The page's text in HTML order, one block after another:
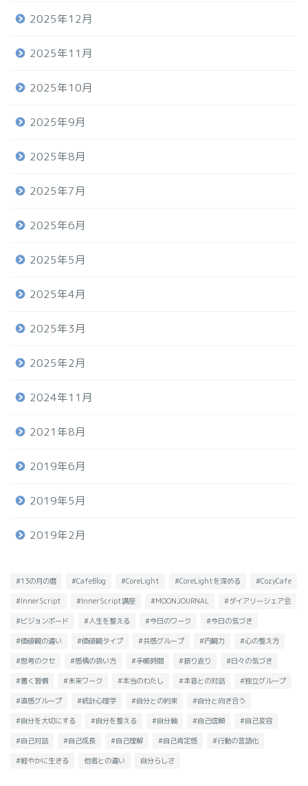
2025年12月
2025年11月
2025年10月
2025年9月
2025年8月
2025年7月
2025年6月
2025年5月
2025年4月
2025年3月
2025年2月
2024年11月
2021年8月
2019年6月
2019年5月
2019年2月
#13の月の暦 #CafeBlog #CoreLight #CoreLightを深める #CozyCafe
#InnerScript #InnerScript講座 #MOONJOURNAL #ダイアリーシェア会
#ビジョンボード #人生を整える #今日のワーク #今日の気づき
#価値観の違い #価値観タイプ #共感グループ #内観力 #心の整え方
#思考のクセ #感情の扱い方 #手帳時間 #振り返り #日々の気づき
#書く習慣 #未来ワーク #本当のわたし #本音との対話 #独立グループ
#直感グループ #統計心理学 #自分との約束 #自分と向き合う
#自分を大切にする #自分を整える #自分軸 #自己信頼 #自己変容
#自己対話 #自己成長 #自己理解 #自己肯定感 #行動の言語化
#軽やかに生きる 他者との違い 自分らしさ